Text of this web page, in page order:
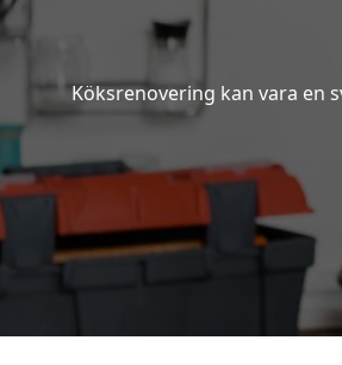
Köksrenovering kan vara en